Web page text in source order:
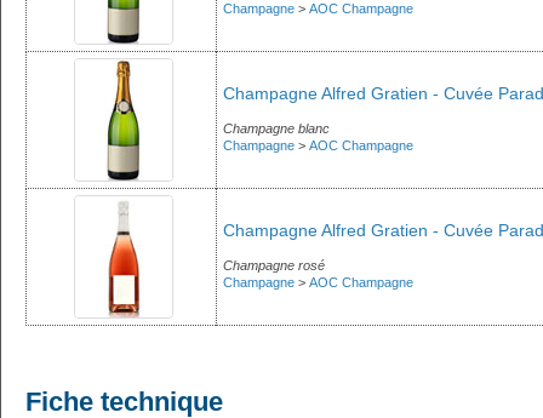
Champagne > AOC Champagne
Champagne Alfred Gratien - Cuvée
Champagne blanc
Champagne > AOC Champagne
Champagne Alfred Gratien - Cuvée
Champagne rosé
Champagne > AOC Champagne
Fiche technique